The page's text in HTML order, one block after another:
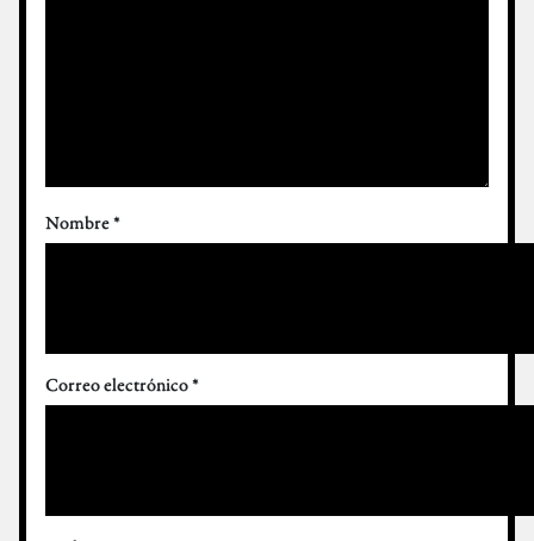
Nombre*
Correo electrónico*